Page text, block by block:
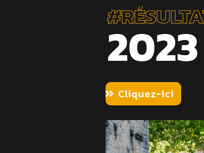
2023
Cliquez-ici